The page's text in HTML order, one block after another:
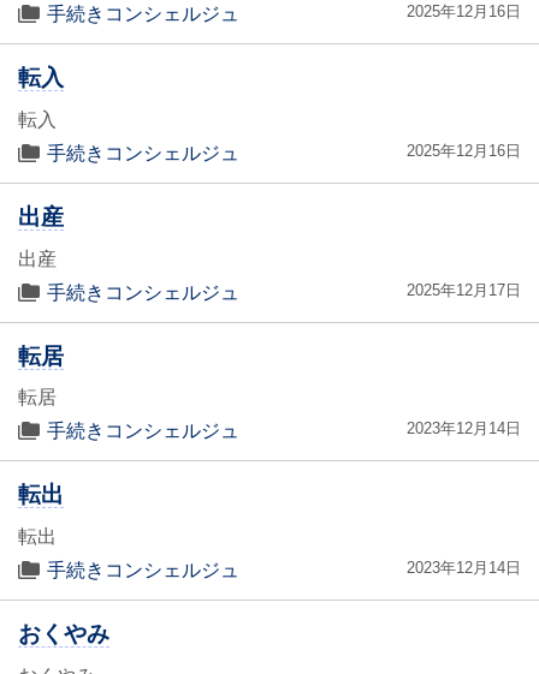
手続きコンシェルジュ
2025年12月16日
転入
転入
手続きコンシェルジュ
2025年12月16日
出産
出産
手続きコンシェルジュ
2025年12月17日
転居
転居
手続きコンシェルジュ
2023年12月14日
転出
転出
手続きコンシェルジュ
2023年12月14日
おくやみ